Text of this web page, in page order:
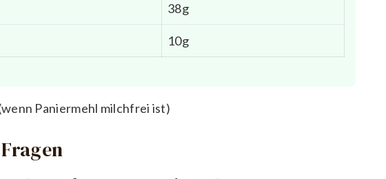
38g
10g
Paniermehl milchfrei ist)